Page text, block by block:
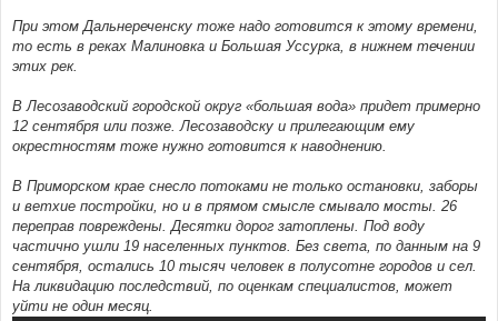
При этом Дальнереченску тоже надо готовится к этому времени,
то есть в реках Малиновка и Большая Уссурка, в нижнем течении
этих рек.
В Лесозаводский городской округ «большая вода» придет примерно
12 сентября или позже. Лесозаводску и прилегающим ему
окрестностям тоже нужно готовится к наводнению.
В Приморском крае снесло потоками не только остановки, заборы
и ветхие постройки, но и в прямом смысле смывало мосты. 26
переправ повреждены. Десятки дорог затоплены. Под воду
частично ушли 19 населенных пунктов. Без света, по данным на 9
сентября, остались 10 тысяч человек в полусотне городов и сел.
На ликвидацию последствий, по оценкам специалистов, может
уйти не один месяц.